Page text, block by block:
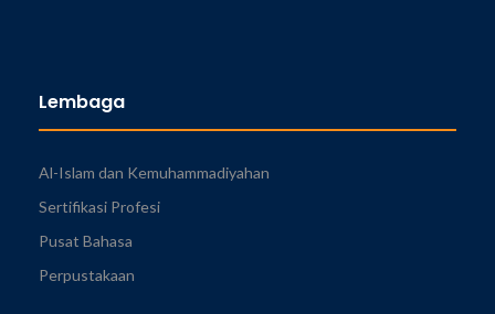
Lembaga
Al-Islam dan Kemuhammadiyahan
Sertifikasi Profesi
Pusat Bahasa
Perpustakaan